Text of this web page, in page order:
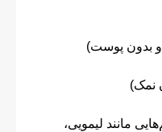
بدون پوست)
نمک)
مانند لیمویی،